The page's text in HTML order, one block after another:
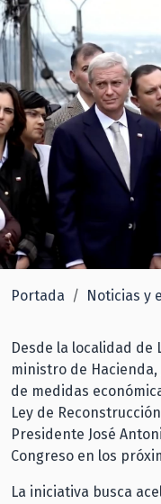
Portada Noticias y
Desde la localidad de
ministro de
de medidas
Ley de
Presidente José
Congreso en los
La iniciativa busca